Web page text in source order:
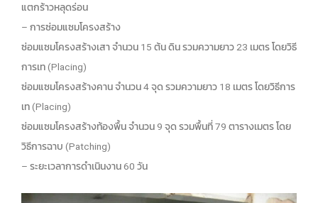
แตกร้าวหลุดร่อน
– การซ่อมแซมโครงสร้าง
ซ่อมแซมโครงสร้างเสา จำนวน 15 ต้น ดิน รวมความยาว 23 เมตร โดยวิธี
การเท (Placing)
ซ่อมแซมโครงสร้างคาน จำนวน 4 จุด รวมความยาว 18 เมตร โดยวิธีการ
เท (Placing)
ซ่อมแซมโครงสร้างท้องพื้น จำนวน 9 จุด รวมพื้นที่ 79 ตารางเมตร โดย
วิธีการฉาบ (Patching)
– ระยะเวลาการดำเนินงาน 60 วัน